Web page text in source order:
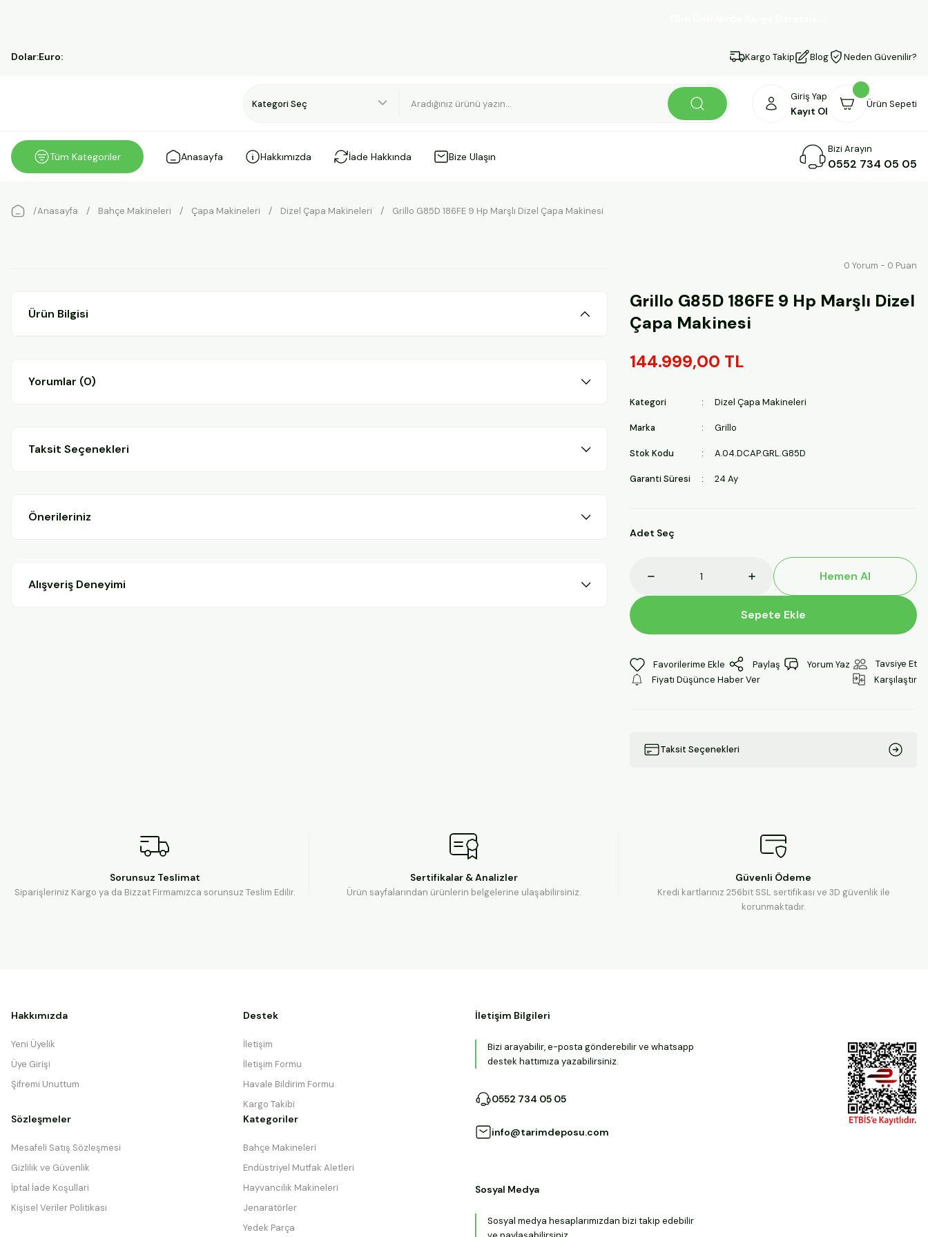
Dolar:Euro: Kargo Takip Blog Neden Güvenilir?
Giriş Yap
Kayıt Ol
Ürün Sepeti
Tüm Kategoriler Anasayfa Hakkımızda İade Hakkında Bize Ulaşın
Bizi Arayın
0552 734 05 05
Anasayfa Bahçe Makineleri Çapa Makineleri Dizel Çapa Makineleri Grillo G85D 186FE 9 Hp Marşlı Dizel Çapa Makinesi
Ürün Bilgisi
Yorumlar (0)
Taksit Seçenekleri
Önerileriniz
Alışveriş Deneyimi
0 Yorum - 0 Puan
Grillo G85D 186FE 9 Hp Marşlı Dizel
Çapa Makinesi
144.999,00 TL
Kategori Dizel Çapa Makineleri
Marka Grillo
Stok Kodu A.04.DCAP.GRL.G85D
Garanti Süresi 24 Ay
Adet Seç
Hemen Al
Sepete Ekle
Paylaş Yorum Yaz
Tavsiye Et
Fiyatı Düşünce Haber Ver
Karşılaştır
Taksit Seçenekleri
Sorunsuz Teslimat
Siparişleriniz Kargo ya da Bizzat Firmamızca sorunsuz Teslim Edilir.
Sertifikalar & Analizler
Ürün sayfalarından ürünlerin belgelerine ulaşabilirsiniz.
Güvenli Ödeme
Kredi kartlarınız 256bit SSL sertifikası ve 3D güvenlik ile
korunmaktadır.
Hakkımızda
Yeni Üyelik
Üye Girişi
Şifremi Unuttum
Destek
İletişim
İletişim Formu
Havale Bildirim Formu
Kargo Takibi
Sözleşmeler
Mesafeli Satış Sözleşmesi
Gizlilik ve Güvenlik
İptal İade Koşullari
Kişisel Veriler Politikası
Kategoriler
Bahçe Makineleri
Endüstriyel Mutfak Aletleri
Hayvancılık Makineleri
Jenaratörler
Yedek Parça
İletişim Bilgileri
Bizi arayabilir, e-posta gönderebilir ve whatsapp
destek hattımıza yazabilirsiniz.
0552 734 05 05
info@tarimdeposu.com
Sosyal Medya
Sosyal medya hesaplarımızdan bizi takip edebilir